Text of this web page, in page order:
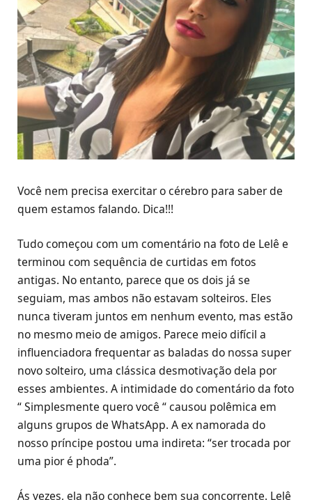
Você nem precisa exercitar o cérebro para saber de
quem estamos falando. Dica!!!
Tudo começou com um comentário na foto de Lelê e
terminou com sequência de curtidas em fotos
antigas. No entanto, parece que os dois já se
seguiam, mas ambos não estavam solteiros. Eles
nunca tiveram juntos em nenhum evento, mas estão
no mesmo meio de amigos. Parece meio difícil a
influenciadora frequentar as baladas do nossa super
novo solteiro, uma clássica desmotivação dela por
esses ambientes. A intimidade do comentário da foto
“ Simplesmente quero você “ causou polêmica em
alguns grupos de WhatsApp. A ex namorada do
nosso príncipe postou uma indireta: “ser trocada por
uma pior é phoda”.
Ás vezes, ela não conhece bem sua concorrente. Lelê